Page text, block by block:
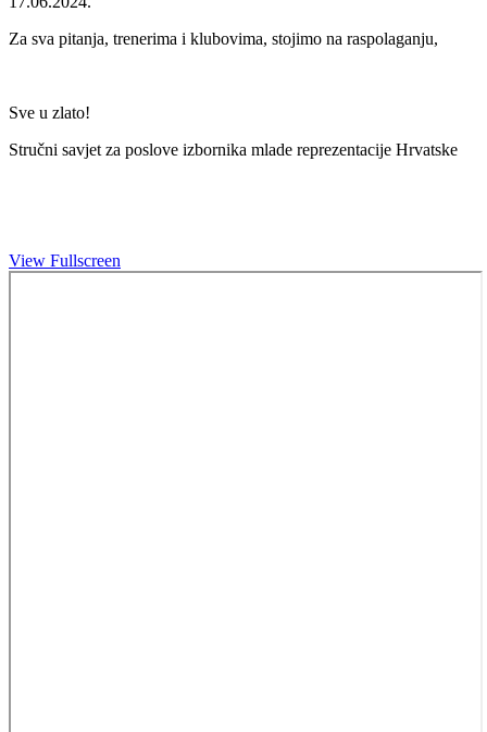
Za sva pitanja, trenerima i klubovima, stojimo na raspolaganju,
Sve u zlato!
Stručni savjet za poslove izbornika mlade reprezentacije Hrvatske
View Fullscreen
Skip